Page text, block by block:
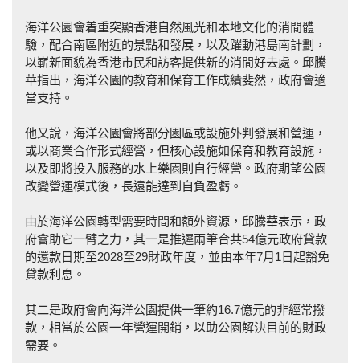
海洋公園會着重突顯香港自然風光和本地文化的消閒體
驗，配合南區附近的景點和發展，以及躍動港島南計劃，
以嶄新面貌為香港市民和訪客提供新的消閒好去處。邱騰
華指出，海洋公園的教育和保育工作成績斐然，政府會適
當支持。
他又說，海洋公園會將部分園區或設施外判發展和營運，
或以商業合作形式經營，但核心設施如保育和教育設施，
以及即將投入服務的水上樂園則自行經營。政府期望公園
改變營運模式後，長遠能達到自負盈虧。
由於海洋公園轉型需要時間和額外資源，邱騰華表示，政
府會助它一臂之力，其一是推遲兩筆合共54億元政府貸款
的還款日期至2028至29財政年度，並由本年7月1日起豁免
貸款利息。
其二是政府會向海洋公園提供一筆約16.7億元的非經常撥
款，相當於公園一年營運開銷，以助公園解決目前的財政
需要。